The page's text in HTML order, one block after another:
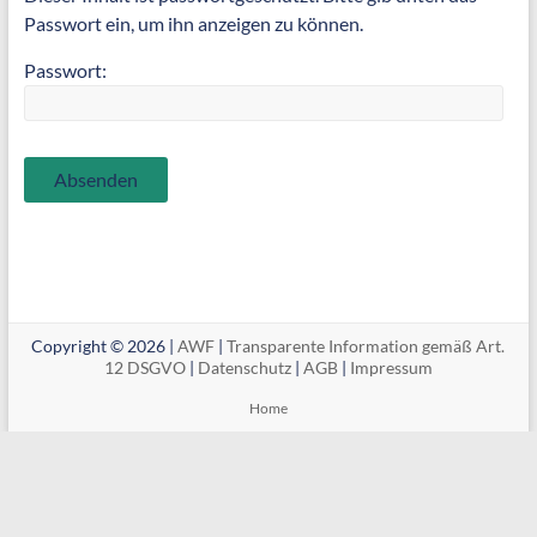
Passwort ein, um ihn anzeigen zu können.
Passwort:
Copyright © 2026 |AWF |Transparente Information gemäß Art.
12 DSGVO| Datenschutz| AGB| Impressum
Home